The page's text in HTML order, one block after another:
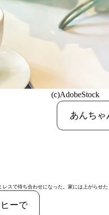
(c)AdobeStock
あんちゃ
レスで待ち合わせになった。家には上がらせた
ーで